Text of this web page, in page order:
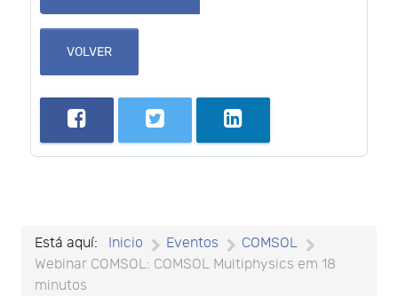
VOLVER
Está aquí: Inicio Eventos
COMSOL
Webinar COMSOL: COMSOL Multiphysics em 18
minutos